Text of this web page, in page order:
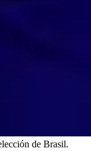
de Brasil.